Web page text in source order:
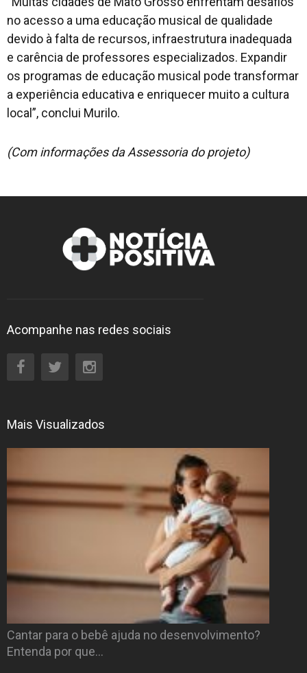
no acesso a uma educação musical de qualidade
devido à falta de recursos, infraestrutura inadequada
e carência de professores especializados. Expandir
os programas de educação musical pode transformar
a experiência educativa e enriquecer muito a cultura
local”, conclui Murilo.
(Com informações da Assessoria do projeto)
Acompanhe nas redes sociais
Mais Visualizados
Cantar para o bebê ajuda no desenvolvimento?
Entenda por que…